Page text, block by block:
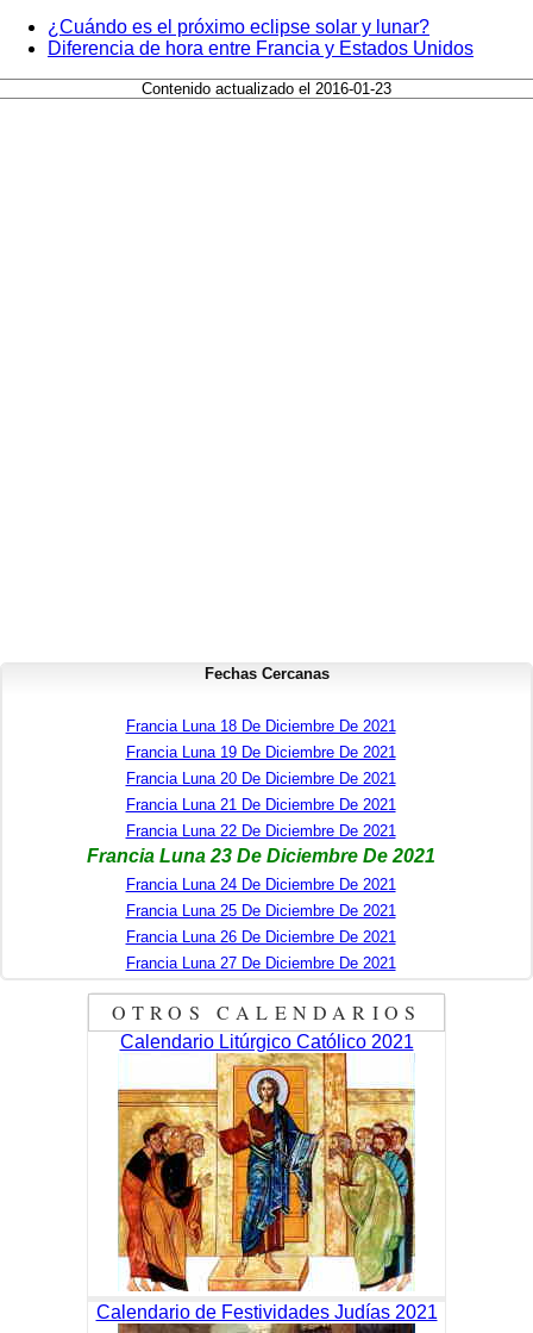
¿Cuándo es el próximo eclipse solar y lunar?
Diferencia de hora entre Francia y Estados Unidos
Contenido actualizado el 2016-01-23
Fechas Cercanas
Francia Luna 18 De Diciembre De 2021
Francia Luna 19 De Diciembre De 2021
Francia Luna 20 De Diciembre De 2021
Francia Luna 21 De Diciembre De 2021
Francia Luna 22 De Diciembre De 2021
Francia Luna 23 De Diciembre De 2021
Francia Luna 24 De Diciembre De 2021
Francia Luna 25 De Diciembre De 2021
Francia Luna 26 De Diciembre De 2021
Francia Luna 27 De Diciembre De 2021
OTROS CALENDARIOS
Calendario Litúrgico Católico 2021
Calendario de Festividades Judías 2021